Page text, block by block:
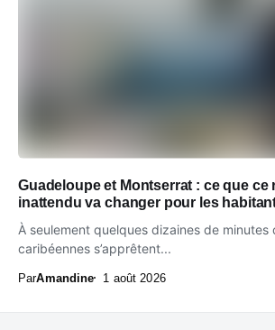
Guadeloupe et Montserrat : ce que ce
inattendu va changer pour les
À seulement quelques dizaines de minutes
caribéennes s’apprêtent...
ParAmandine 1 août 2026